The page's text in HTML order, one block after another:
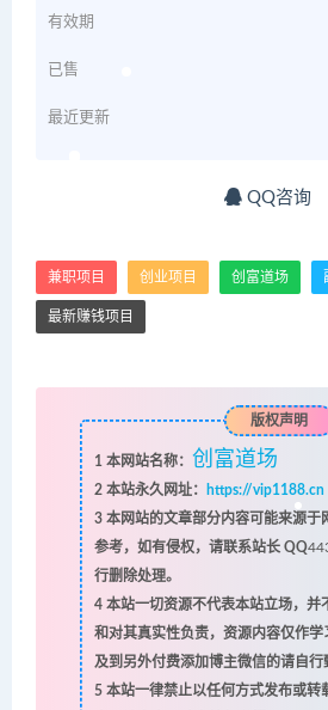
有效期
已售
最近更新
QQ咨询
兼职项目 创业项目 创富道场
最新赚钱项目
版权声明
1 本网站名称： 创富道场
2本站永久网址：
https://vip1188.cn
3本网站的文章部分内容可能来源于
参考，如有侵权，请联系站长 QQ
行删除处理。
4本站一切资源不代表本站立场，并
和对其真实性负责，资源内容仅作学
及到另外付费添加博主微信的请自行
5本站一律禁止以任何方式发布或转